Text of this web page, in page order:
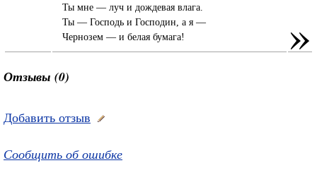
Ты мне — луч и дождевая влага.
Ты — Господь и Господин, а я —
Чернозем — и белая бумага!
»
Отзывы (0)
Добавить отзыв
Сообщить об ошибке